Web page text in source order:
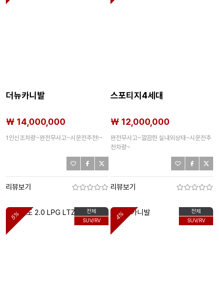
더뉴카니발
₩ 14,000,000
1인신조차량~완전무사고~시운전추천!~
리뷰보기
스포티지4세대
₩ 12,000,000
완전무사고~깔끔한 실내외상태~시운전추
천차량~
리뷰보기
전체
SUV/RV
5%
전체
SUV/RV
4%